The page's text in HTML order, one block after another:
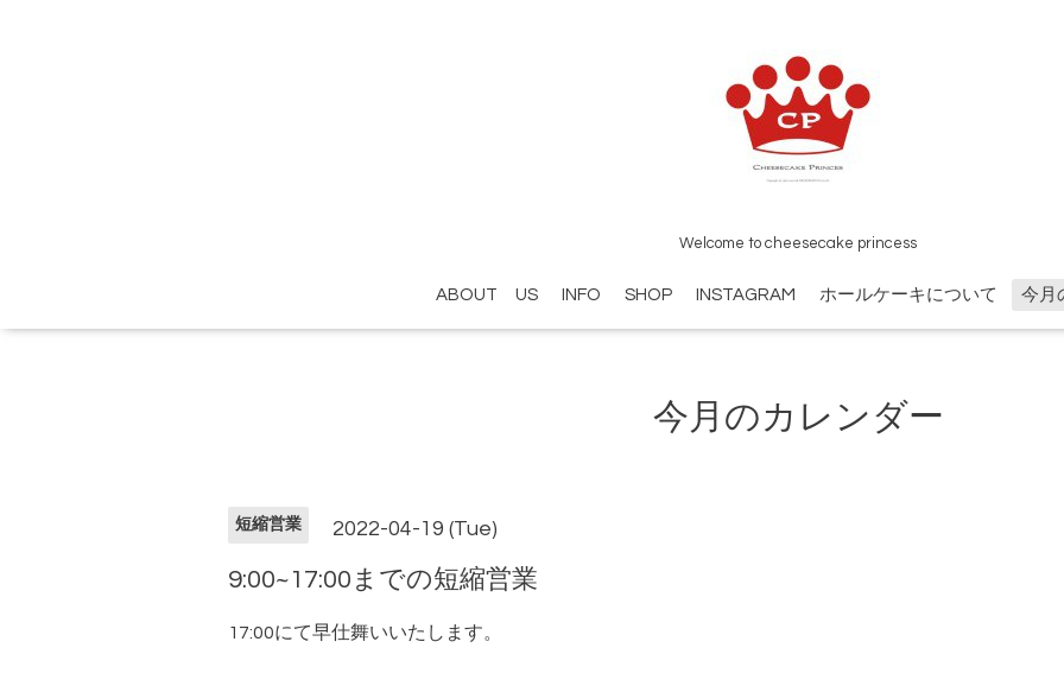
Welcome to cheesecake princess
ABOUT US INFO SHOP INSTAGRAM ホールケーキについて 今月
今月のカレンダー
短縮営業 2022-04-19 (Tue)
9:00~17:00までの短縮営業
17:00にて早仕舞いいたします。